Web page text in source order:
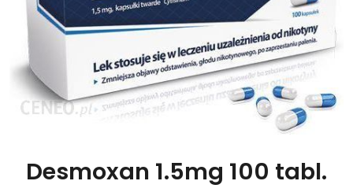
Desmoxan 1.5mg 100 tabl.